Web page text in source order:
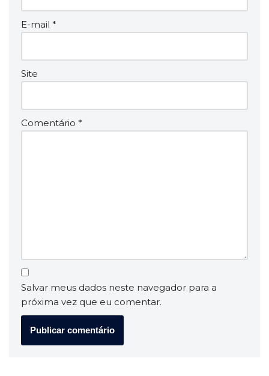
E-mail *
Site
Comentário *
Salvar meus dados neste navegador para a
próxima vez que eu comentar.